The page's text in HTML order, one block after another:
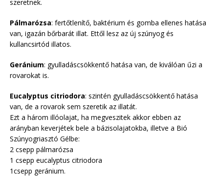
szeretnek.
Pálmarózsa: fertőtlenítő, baktérium és gomba ellenes hatása
van, igazán bőrbarát illat. Ettől lesz az új szúnyog és
kullancsirtód illatos.
Geránium: gyulladáscsökkentő hatása van, de kiválóan űzi a
rovarokat is.
Eucalyptus citriodora: szintén gyulladáscsökkentő hatása
van, de a rovarok sem szeretik az illatát.
Ezt a három illóolajat, ha megveszitek akkor ebben az
arányban keverjétek bele a bázisolajatokba, illetve a Bió
Szúnyogriasztó Gélbe:
2 csepp pálmarózsa
1 csepp eucalyptus citriodora
1csepp geránium.